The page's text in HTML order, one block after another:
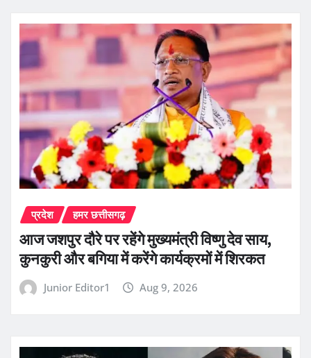
प्रदेश हमर छत्तीसगढ़
आज जशपुर दौरे पर रहेंगे मुख्यमंत्री विष्णु देव साय,
कुनकुरी और बगिया में करेंगे कार्यक्रमों में शिरकत
Junior Editor1 Aug 9, 2026